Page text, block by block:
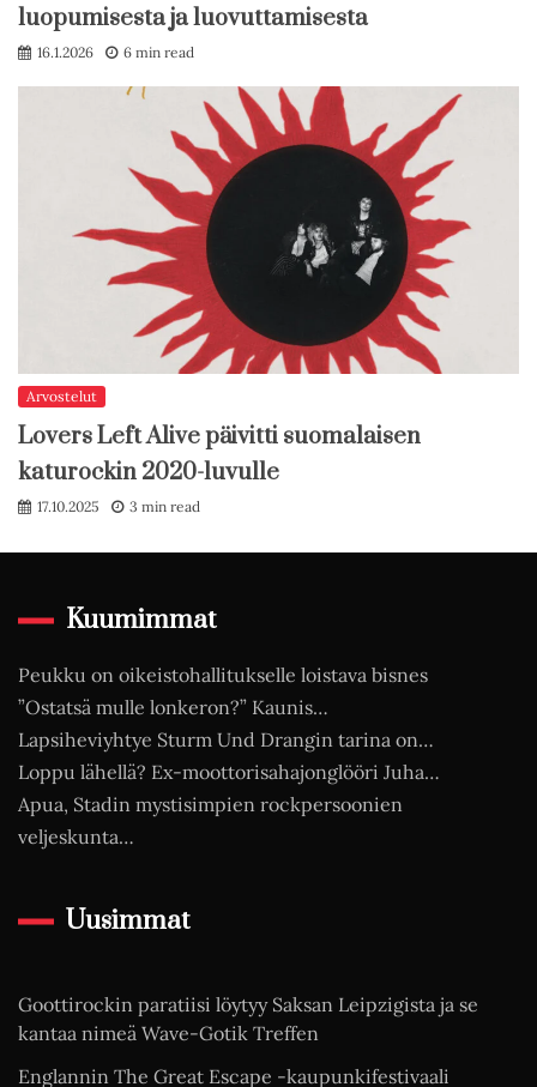
luopumisesta ja luovuttamisesta
16.1.2026 6 min read
Arvostelut
Lovers Left Alive päivitti suomalaisen
katurockin 2020-luvulle
17.10.2025 3 min read
Kuumimmat
Peukku on oikeistohallitukselle loistava bisnes
”Ostatsä mulle lonkeron?” Kaunis…
Lapsiheviyhtye Sturm Und Drangin tarina on…
Loppu lähellä? Ex-moottorisahajonglööri Juha…
Apua, Stadin mystisimpien rockpersoonien
veljeskunta…
Uusimmat
Goottirockin paratiisi löytyy Saksan Leipzigista ja se
kantaa nimeä Wave-Gotik Treffen
Englannin The Great Escape -kaupunkifestivaali